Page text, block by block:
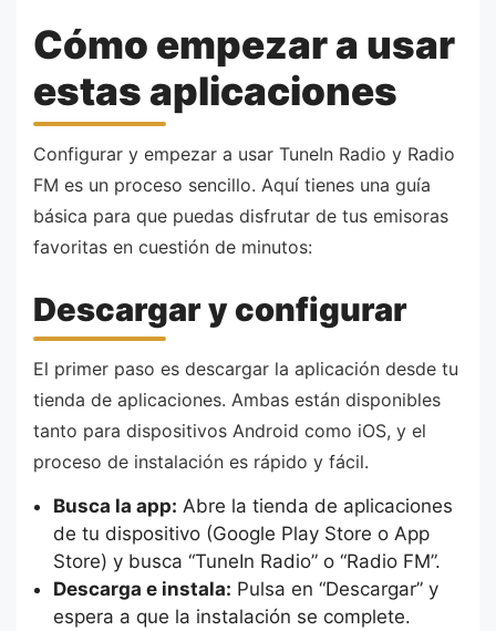
Cómo empezar a usar
estas aplicaciones
Configurar y empezar a usar TuneIn Radio y Radio
FM es un proceso sencillo. Aquí tienes una guía
básica para que puedas disfrutar de tus emisoras
favoritas en cuestión de minutos:
Descargar y configurar
El primer paso es descargar la aplicación desde tu
tienda de aplicaciones. Ambas están disponibles
tanto para dispositivos Android como iOS, y el
proceso de instalación es rápido y fácil.
Busca la app: Abre la tienda de aplicaciones
de tu dispositivo (Google Play Store o App
Store) y busca “TuneIn Radio” o “Radio FM”.
Descarga e instala: Pulsa en “Descargar” y
espera a que la instalación se complete.